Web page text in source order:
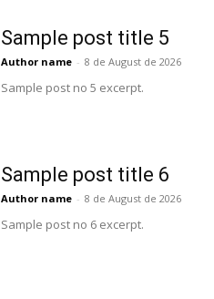
Sample post title 5
Author name - 8 de August de 2026
Sample post no 5 excerpt.
Sample post title 6
Author name - 8 de August de 2026
Sample post no 6 excerpt.